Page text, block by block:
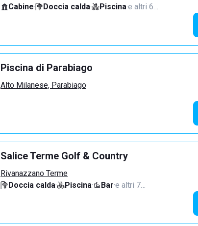
Cabine· Doccia calda· Piscina·e altri 6…
Piscina di Parabiago
Alto Milanese, Parabiago
Salice Terme Golf & Country
Rivanazzano Terme
Doccia calda· Piscina· Bar·e altri 7…